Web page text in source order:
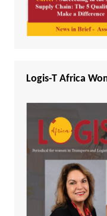
Logis-T Africa